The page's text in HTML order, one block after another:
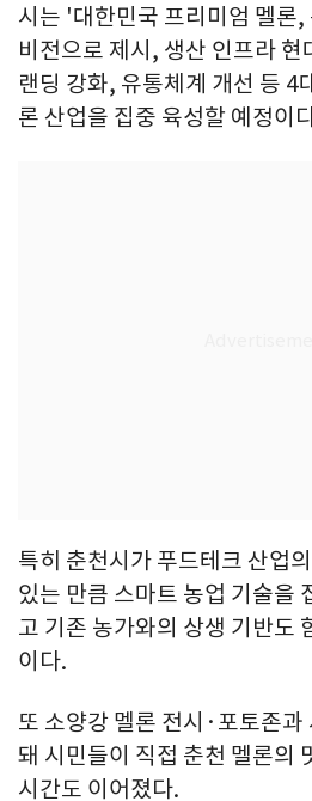
시는 '대한민국 프리미엄 멜론
비전으로 제시, 생산 인프라
랜딩 강화, 유통체계 개선 등 4
론 산업을 집중 육성할 예정이
특히 춘천시가 푸드테크 산업
있는 만큼 스마트 농업 기술을
고 기존 농가와의 상생 기반도
이다.
또 소양강 멜론 전시·포토존과
돼 시민들이 직접 춘천 멜론의
시간도 이어졌다.